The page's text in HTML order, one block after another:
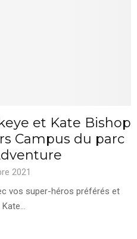
et Kate Bishop
Campus du parc
2021
vos super-héros préférés et